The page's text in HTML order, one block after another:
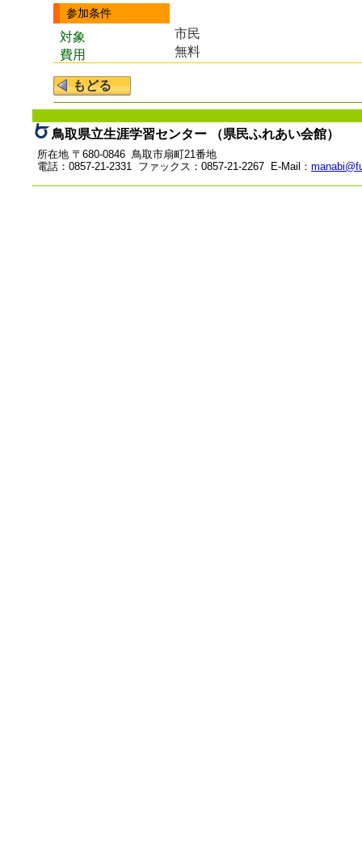
参加条件
対象
市民
費用
無料
鳥取県立生涯学習センター （県民ふれあい会館）
所在地 〒680-0846 鳥取市扇町21番地
電話：0857-21-2331 ファックス：0857-21-2267 E-Mail：